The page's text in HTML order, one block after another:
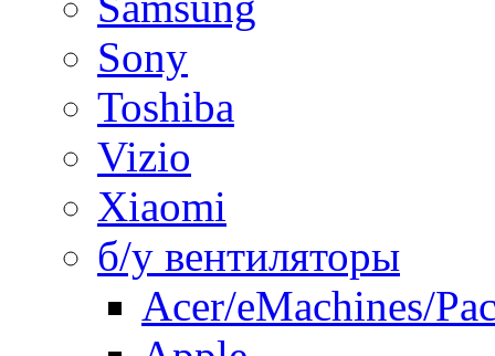
Sony
Toshiba
Vizio
Xiaomi
б/у вентиляторы
Acer/eMachines/